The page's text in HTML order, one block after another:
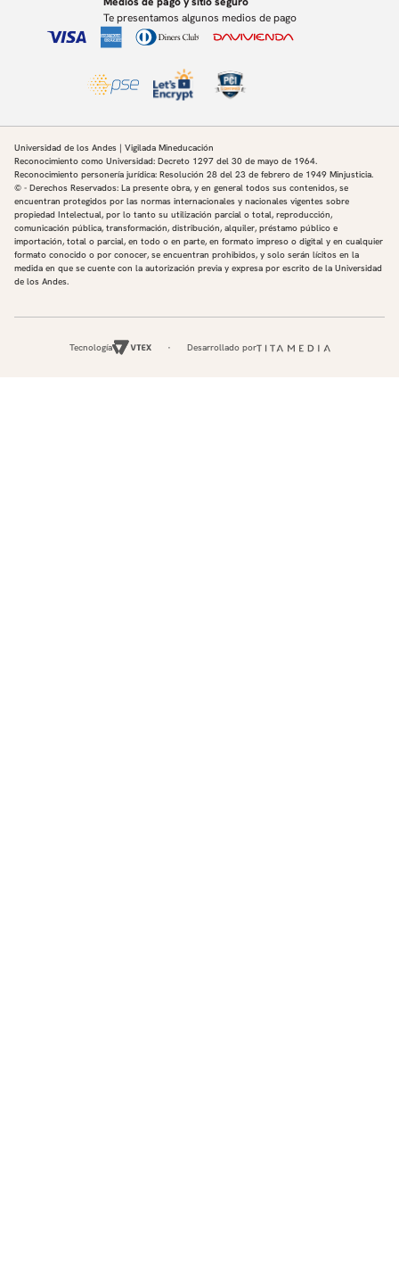
Departamento de Ingeniería de Sistemas y
Computación (DISC), e investigador del Centro de
CINFONIA, Universidad de los Andes, Colombia. Se
desempeñó previamente como director TI en el
Centro de Investigación para del Desarrollo CID e
investigador-científico principal en Inteligencia
Artificial en la empresa reconoSER ID. También se
desempeña como revisor de diversas conferencias y
revistas de alto nivel, como Information Sciences,
Knowledge-Based Systems, International Journal of
Educational Technology in Higher Education y IEEE.
International Conference on Advanced Learning
incluyen procesamiento natural del lenguaje; web
semántica; e inteligencia artificial.
Te presentamos algunos medios de pago
Universidad de los Andes | Vigilada Mineducación
Reconocimiento como Universidad: Decreto 1297 del 30 de mayo de 1964.
Reconocimiento personería jurídica: Resolución 28 del 23 de febrero de 1949 Minjusticia.
© - Derechos Reservados: La presente obra, y en general todos sus contenidos, se
encuentran protegidos por las normas internacionales y nacionales vigentes sobre
propiedad Intelectual, por lo tanto su utilización parcial o total, reproducción,
comunicación pública, transformación, distribución, alquiler, préstamo público e
importación, total o parcial, en todo o en parte, en formato impreso o digital y en cualquier
formato conocido o por conocer, se encuentran prohibidos, y solo serán lícitos en la
medida en que se cuente con la autorización previa y expresa por escrito de la Universidad
de los Andes.
Tecnología Desarrollado por